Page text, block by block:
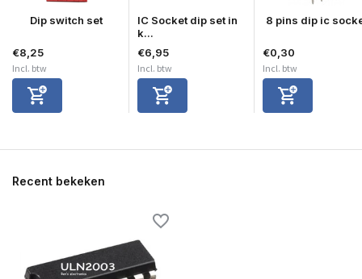
Dip switch set
€8,25
Incl. btw
IC Socket dip set in
k...
€6,95
Incl. btw
8 pins dip ic
€0,30
Incl. btw
Recent bekeken